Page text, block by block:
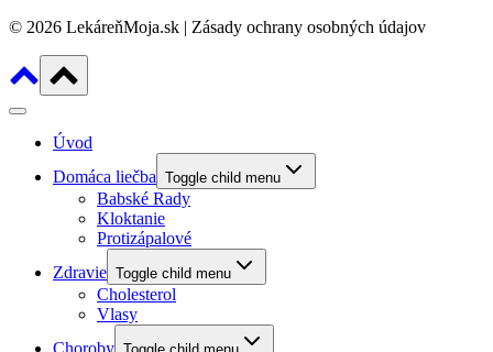
© 2026 LekáreňMoja.sk | Zásady ochrany osobných údajov
Úvod
Domáca liečba Toggle child menu
Babské Rady
Kloktanie
Protizápalové
Zdravie Toggle child menu
Cholesterol
Vlasy
Choroby